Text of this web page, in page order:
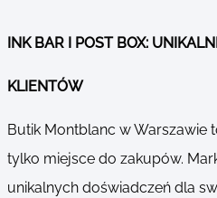
INK BAR I POST BOX:
KLIENTÓW
Butik Montblanc w Warszawie
tylko miejsce do zakupów.
unikalnych doświadczeń dla